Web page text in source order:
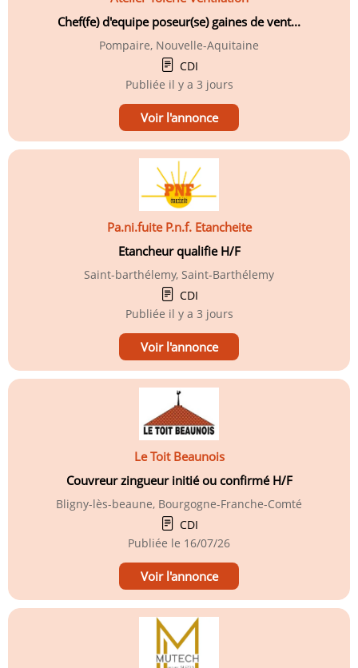
Chef(fe) d'equipe poseur(se) gaines de vent...
Pompaire, Nouvelle-Aquitaine
CDI
Publiée il y a 3 jours
Voir l'annonce
Pa.ni.fuite P.n.f. Etancheite
Etancheur qualifie H/F
Saint-barthélemy, Saint-Barthélemy
CDI
Publiée il y a 3 jours
Voir l'annonce
Le Toit Beaunois
Couvreur zingueur initié ou confirmé H/F
Bligny-lès-beaune, Bourgogne-Franche-Comté
CDI
Publiée le 16/07/26
Voir l'annonce